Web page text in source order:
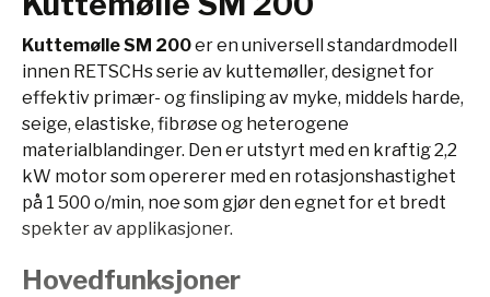
Kuttemølle SM 200er en universell standardmodell
innen RETSCHs serie av kuttemøller, designet for
effektiv primær- og finsliping av myke, middels harde,
seige, elastiske, fibrøse og heterogene
materialblandinger. Den er utstyrt med en kraftig 2,2
kW motor som opererer med en rotasjonshastighet
på 1 500 o/min, noe som gjør den egnet for et bredt
spekter av applikasjoner.
Hovedfunksjoner